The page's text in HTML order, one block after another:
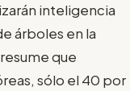
inteligencia
árboles en la
que
sólo el 40 por